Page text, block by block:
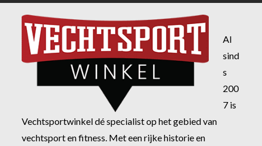
Al
sind
s
200
7 is
Vechtsportwinkel dé specialist op het gebied van
vechtsport en fitness. Met een rijke historie en